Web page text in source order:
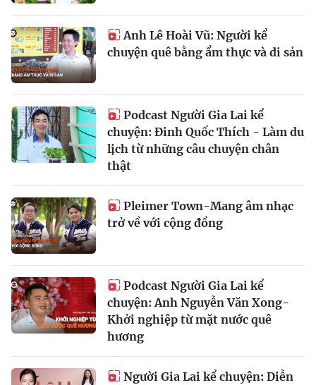
Anh Lê Hoài Vũ: Người kể
chuyện quê bằng ẩm thực và di sản
Podcast Người Gia Lai kể
chuyện: Đinh Quốc Thích - Làm du
lịch từ những câu chuyện chân
thật
Pleimer Town-Mang âm nhạc
trở về với cộng đồng
Podcast Người Gia Lai kể
chuyện: Anh Nguyễn Văn Xong-
Khởi nghiệp từ mặt nước quê
hương
Người Gia Lai kể chuyện: Diễn